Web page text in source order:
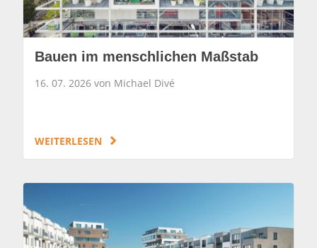
Bauen im menschlichen Maßstab
16. 07. 2026 von Michael Divé
WEITERLESEN